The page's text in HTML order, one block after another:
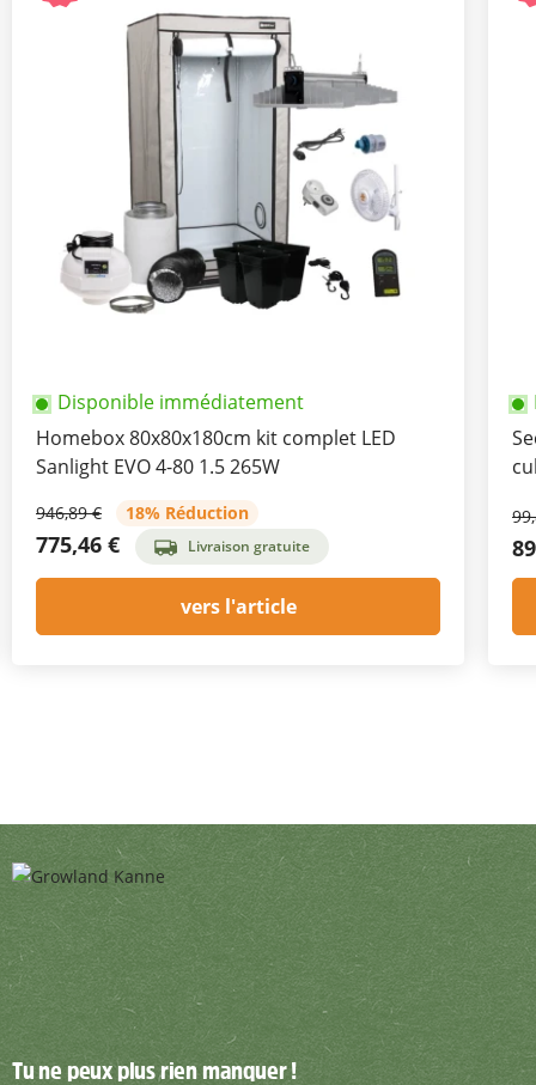
Disponible immédiatement
Homebox 80x80x180cm kit complet LED
Sanlight EVO 4-80 1.5 265W
946,89 € 18% Réduction
775,46 € Livraison gratuite
vers l'article
Tu ne peux plus rien manquer !
Tu ne peux plus rien manquer !